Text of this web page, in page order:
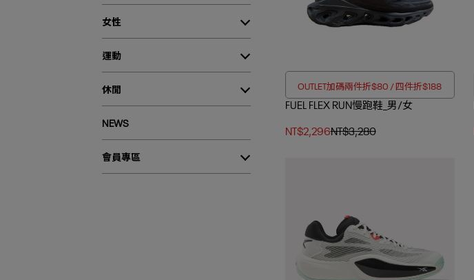
女性
運動
休閒
NEWS
會員專區
OUTLET加碼兩件折$80 / 四件折$188
FUEL FLEX RUN慢跑鞋_男/女
NT$2,296NT$3,280